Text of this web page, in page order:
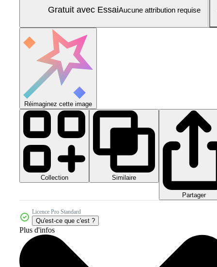
Gratuit avec EssaiAucune attribution requise
Réimaginez cette image
Collection Similaire
Partager
Licence Pro Standard
Qu'est-ce que c'est ?
Plus d'infos